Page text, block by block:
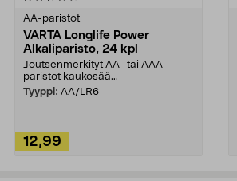
AA-paristot
VARTA Longlife Power
Alkaliparisto, 24 kpl
Joutsenmerkityt AA- tai AAA-
paristot kaukosää...
Tyyppi: AA/LR6
12,99